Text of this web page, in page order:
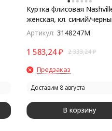
Куртка флисовая
женская, кл. синий/
Артикул: 3148247M
1 583,24₽ 2 333,24₽
Предзаказ
Доставим 8 августа
В корзину